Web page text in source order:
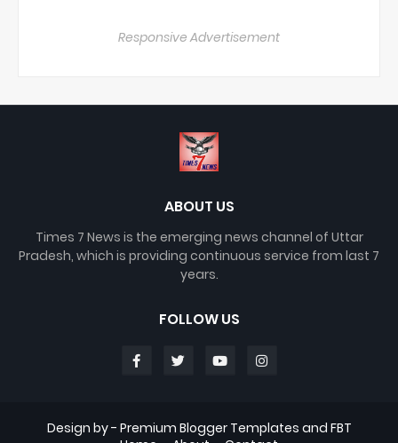
Responsive Advertisement
ABOUT US
Times 7 News is the emerging news channel of Uttar
Pradesh, which is providing continuous service from last 7
years.
FOLLOW US
Design by - Premium Blogger Templates and FBT